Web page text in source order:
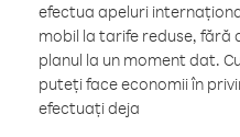
efectua apeluri
mobil la tarife reduse, fără
planul la un moment dat.
puteți face economii în
efectuați deja